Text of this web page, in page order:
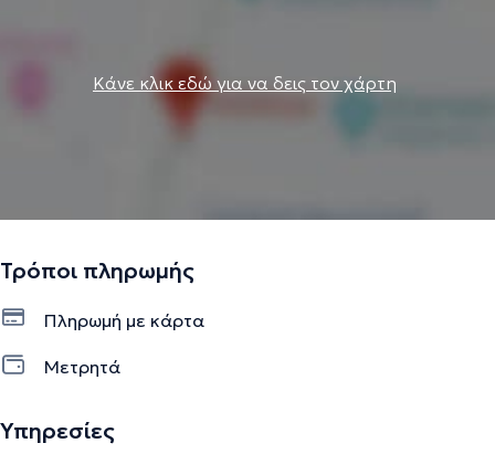
Κάνε κλικ εδώ για να δεις τον χάρτη
Τρόποι πληρωμής
Πληρωμή με κάρτα
Μετρητά
Υπηρεσίες